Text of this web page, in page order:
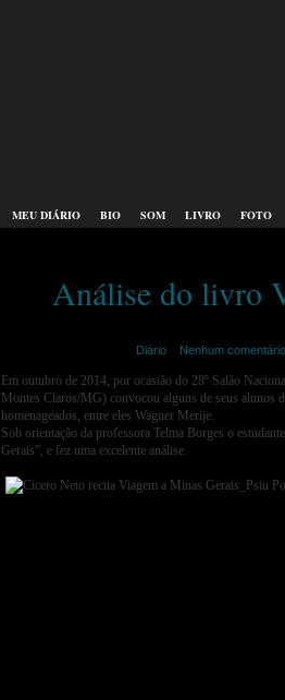
MEU DIÁRIO BIO SOM LIVRO FOTO
Análise do livro
Diário Nenhum
Em outubro de 2014, por ocasião do 28º Salão
Montes Claros/MG) convocou alguns de seus alunos
homenageados, entre eles Wagner Merije.
Sob orientação da professora Telma Borges o
Gerais”, e fez uma excelente análise.